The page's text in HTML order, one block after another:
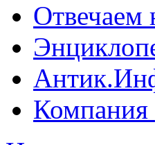
Отвечаем
Компания